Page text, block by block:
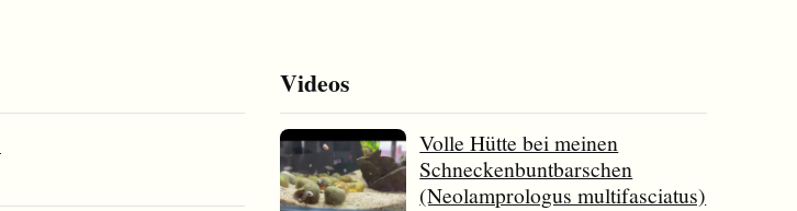
Videos
Volle Hütte bei meinen
Schneckenbuntbarschen
(Neolamprologus multifasciatus)